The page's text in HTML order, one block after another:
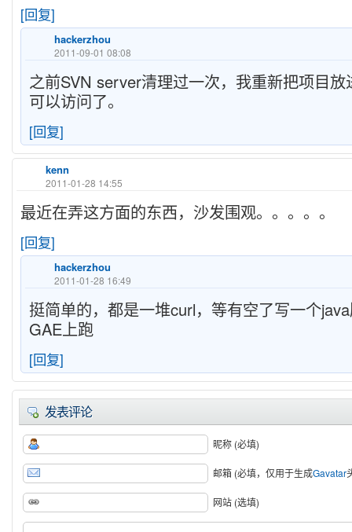
[回复]
hackerzhou
2011-09-01 08:08
之前SVN server清理过一次，我重新把项目放
可以访问了。
[回复]
kenn
2011-01-28 14:55
最近在弄这方面的东西，沙发围观。。。。。
[回复]
hackerzhou
2011-01-28 16:49
挺简单的，都是一堆curl，等有空了写一个
GAE上跑
[回复]
发表评论
昵称 (必填)
邮箱 (必填，仅用于生成Gavatar
网站 (选填)